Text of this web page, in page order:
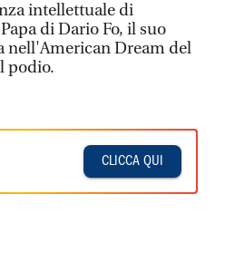
intellettuale di
di Dario Fo, il suo
nell'American Dream del
podio.
CLICCA QUI